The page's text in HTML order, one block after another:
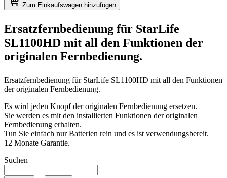
Zum Einkaufswagen hinzufügen
Ersatzfernbedienung für StarLife
SL1100HD mit all den Funktionen der
originalen Fernbedienung.
Ersatzfernbedienung fürStarLife SL1100HD mit all den Funktionen
der originalen Fernbedienung.
Es wird jeden Knopf der originalen Fernbedienung ersetzen.
Sie werden es mit den installierten Funktionen der originalen
Fernbedienung erhalten.
Tun Sie einfach nur Batterien rein und es ist verwendungsbereit.
12 Monate Garantie.
Suchen